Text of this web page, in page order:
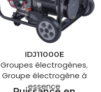
IDJ11000E
Groupes électrogènes,
Groupe électrogène à
essence